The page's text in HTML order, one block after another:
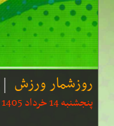
روزشمار ورزش
پنجشنبه 14 خرداد 1405 ساعت: 06:15 | مدت: 15 دقیقه